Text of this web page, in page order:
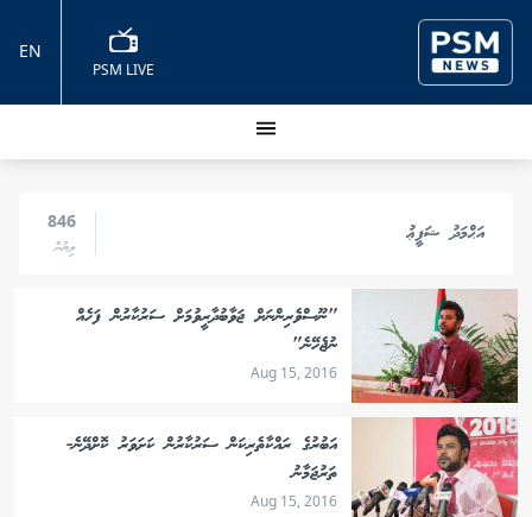
PSM LIVE
EN
އަޙްމަދު ޝަފީޢު 846
ލިޔުން
"ނޫސްވެރިންނަށް ޖަވާބުދާރީވުމަށް ސަރުކާރުން ފަހެއް
ނުޖެހޭނެ"
Aug 15, 2016
އަބުރުގެ ރައްކާތެރިކަން ސަރުކާރުން ކަށަވަރު ކޮށްދޭނެ-
ތަރުޖަމާނު
Aug 15, 2016